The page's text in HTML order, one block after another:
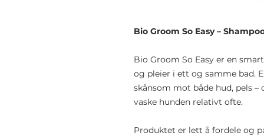
Bio Groom So Easy –
Bio Groom So Easy er en
og pleier i ett og samme bad.
skånsom mot både hud, pels
vaske hunden relativt ofte.
Produktet er lett å fordele og